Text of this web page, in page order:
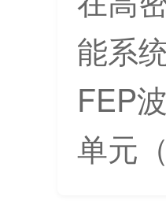
能系
FEP
单元